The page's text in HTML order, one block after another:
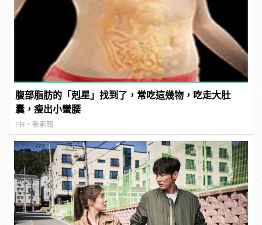
腹部脂肪的「剋星」找到了，常吃這幾物，吃走大肚
囊，瘦出小蠻腰
PR・新素簡